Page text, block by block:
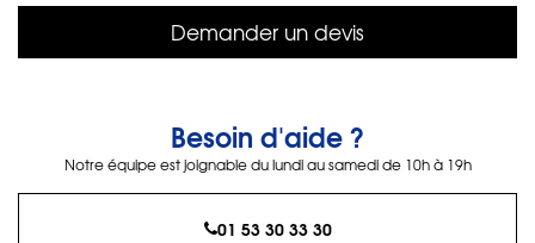
Demander un devis
Besoin d'aide ?
Notre équipe est joignable du lundi au samedi de 10h à 19h
01 53 30 33 30